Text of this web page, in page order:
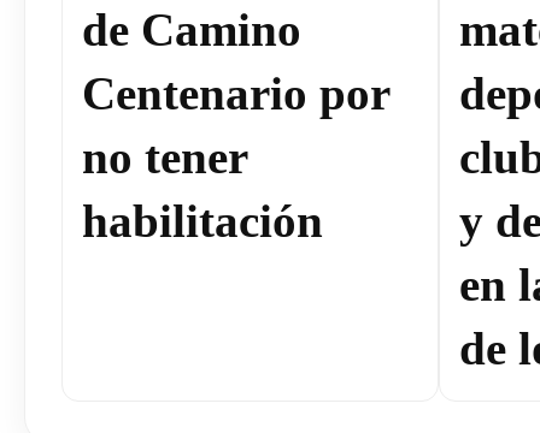
de Camino
Centenario por
no tener
habilitación
y
en
de